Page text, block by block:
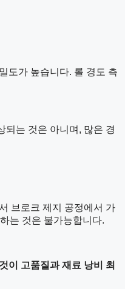
도가 높습니다. 롤 경도 측
되는 것은 아니며, 많은 경
브로크 제지 공정에서 가
는 것은 불가능합니다.
것이 고품질과 재료 낭비 최